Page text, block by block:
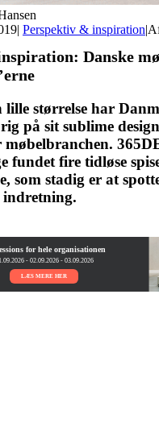
| Perspektiv & inspiration|
Danske
lille størrelse har
på sit sublime
møbelbranchen.
fundet fire tidløse
som stadig er at
indretning.
for hele organisationen
- 02.09.2026 - 03.09.2026
LÆS MERE HER